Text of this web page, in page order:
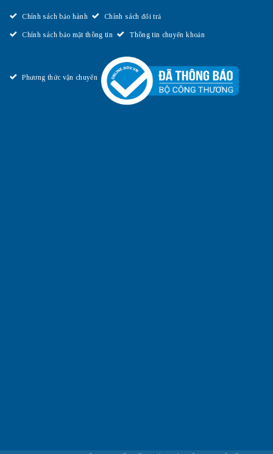
Chính sách bảo hành Chính sách đổi trả
Chính sách bảo mật thông tin Thông tin chuyển khoản
Phương thức vận chuyển